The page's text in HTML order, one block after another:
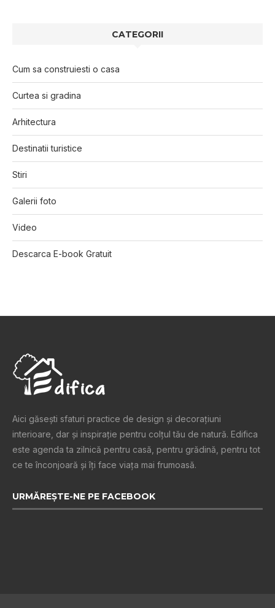
CATEGORII
Cum sa construiesti o casa
Curtea si gradina
Arhitectura
Destinatii turistice
Stiri
Galerii foto
Video
Descarca E-book Gratuit
Aici găsești sfaturi practice de design şi decoraţiuni
interioare, dar și inspiraţie pentru colţul tău de natură. Edifica
este agenda ta zilnică pentru casă, pentru grădină, pentru tot
ce te înconjoară şi îţi face viaţa mai frumoasă.
URMĂREȘTE-NE PE FACEBOOK